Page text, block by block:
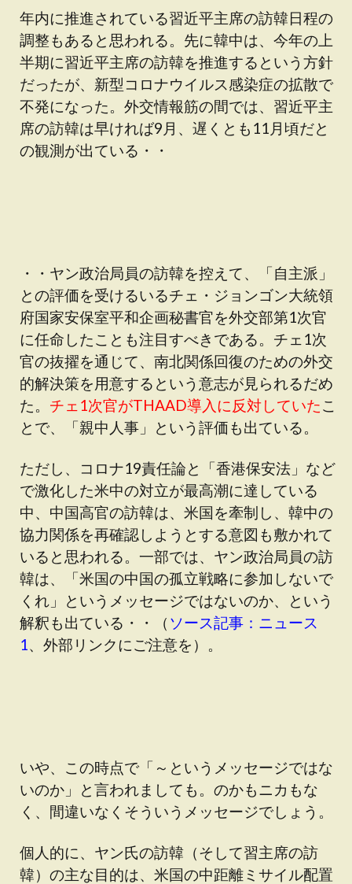
年内に推進されている習近平主席の訪韓日程の
調整もあると思われる。先に韓中は、今年の上
半期に習近平主席の訪韓を推進するという方針
だったが、新型コロナウイルス感染症の拡散で
不発になった。外交情報筋の間では、習近平主
席の訪韓は早ければ9月、遅くとも11月頃だと
の観測が出ている・・
・・ヤン政治局員の訪韓を控えて、「自主派」
との評価を受けるいるチェ・ジョンゴン大統領
府国家安保室平和企画秘書官を外交部第1次官
に任命したことも注目すべきである。チェ1次
官の抜擢を通じて、南北関係回復のための外交
的解決策を用意するという意志が見られるだめ
た。 チェ1次官がTHAAD導入に反対していたこ
とで、「親中人事」という評価も出ている。
ただし、コロナ19責任論と「香港保安法」など
で激化した米中の対立が最高潮に達している
中、中国高官の訪韓は、米国を牽制し、韓中の
協力関係を再確認しようとする意図も敷かれて
いると思われる。一部では、ヤン政治局員の訪
韓は、「米国の中国の孤立戦略に参加しないで
くれ」というメッセージではないのか、という
解釈も出ている・・（ ソース記事：ニュース
1、外部リンクにご注意を）。
いや、この時点で「～というメッセージではな
いのか」と言われましても。のかもニカもな
く、間違いなくそういうメッセージでしょう。
個人的に、ヤン氏の訪韓（そして習主席の訪
韓）の主な目的は、米国の中距離ミサイル配置